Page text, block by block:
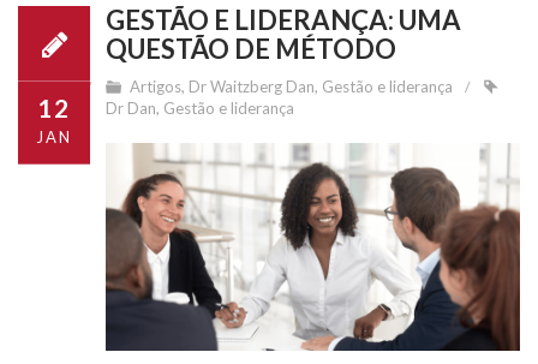
12
JAN
GESTÃO E LIDERANÇA: UMA
QUESTÃO DE MÉTODO
Artigos, Dr Waitzberg Dan, Gestão e liderança
Dr Dan, Gestão e liderança